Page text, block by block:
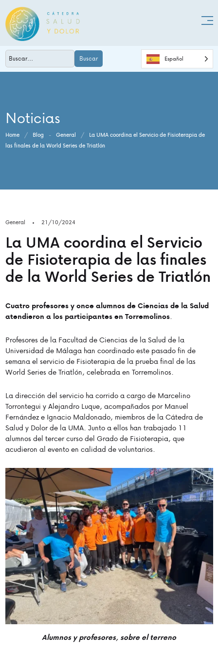
Buscar Español
Noticias
Home / Blog - General /
La UMA coordina el Servicio de Fisioterapia de
las finales de la World Series de Triatlón
General 21/10/2024
La UMA coordina el Servicio
de Fisioterapia de las finales
de la World Series de Triatlón
Cuatro profesores y once alumnos de Ciencias de la Salud
atendieron a los participantes en Torremolinos.
Profesores de la Facultad de Ciencias de la Salud de la
Universidad de Málaga han coordinado este pasado fin de
semana el servicio de Fisioterapia de la prueba final de las
World Series de Triatlón, celebrada en Torremolinos.
La dirección del servicio ha corrido a cargo de Marcelino
Torrontegui y Alejandro Luque, acompañados por Manuel
Fernández e Ignacio Maldonado, miembros de la Cátedra de
Salud y Dolor de la UMA. Junto a ellos han trabajado 11
alumnos del tercer curso del Grado de Fisioterapia, que
acudieron al evento en calidad de voluntarios.
Alumnos y profesores, sobre el terreno